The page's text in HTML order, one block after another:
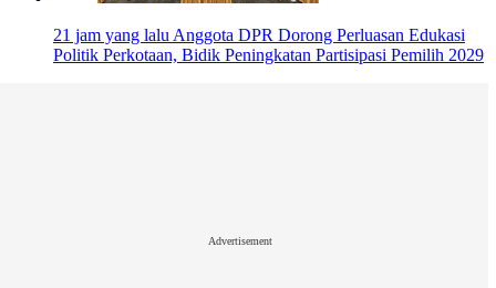
21 jam yang lalu Anggota DPR Dorong Perluasan Edukasi
Politik Perkotaan, Bidik Peningkatan Partisipasi Pemilih 2029
Advertisement